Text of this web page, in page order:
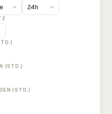
(STD.)
(STD.)